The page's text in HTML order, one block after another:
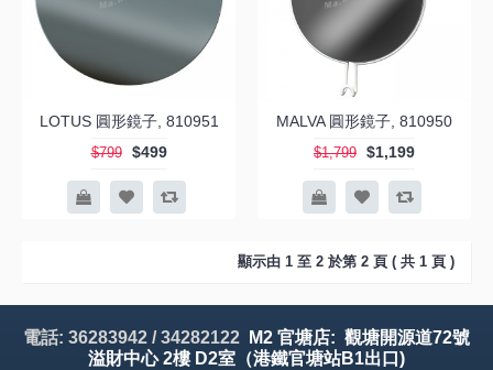
LOTUS 圓形鏡子, 810951
$799 $499
MALVA 圓形鏡子, 810950
$1,799 $1,199
顯示由 1 至 2 於第 2 頁 ( 共 1 頁 )
電話: 36283942 / 34282122
M2 官塘店: 觀塘開源道72號
溢財中心 2樓 D2室（港鐵官塘站B1出口)